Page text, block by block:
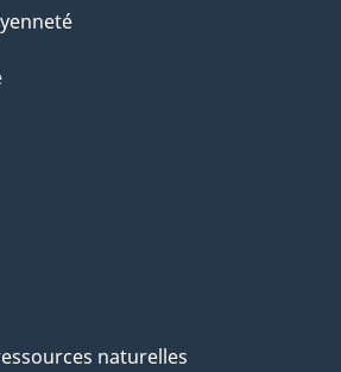
naturelles